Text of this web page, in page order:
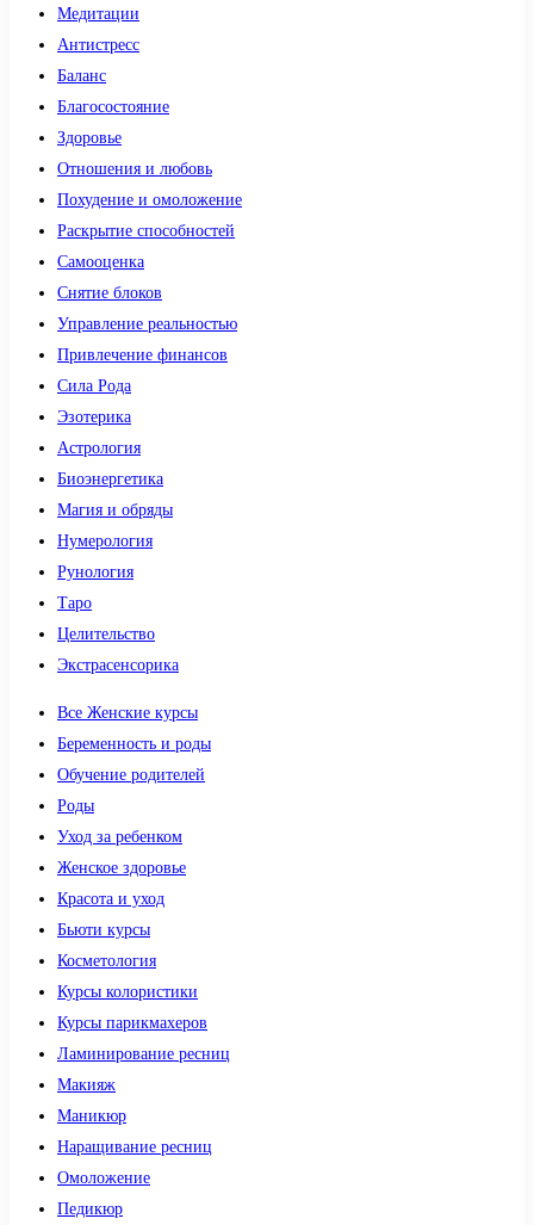
Медитации
Антистресс
Баланс
Благосостояние
Здоровье
Отношения и любовь
Похудение и омоложение
Раскрытие способностей
Самооценка
Снятие блоков
Управление реальностью
Привлечение финансов
Сила Рода
Эзотерика
Астрология
Биоэнергетика
Магия и обряды
Нумерология
Рунология
Таро
Целительство
Экстрасенсорика
Все Женские курсы
Беременность и роды
Обучение родителей
Роды
Уход за ребенком
Женское здоровье
Красота и уход
Бьюти курсы
Косметология
Курсы колористики
Курсы парикмахеров
Ламинирование ресниц
Макияж
Маникюр
Наращивание ресниц
Омоложение
Педикюр